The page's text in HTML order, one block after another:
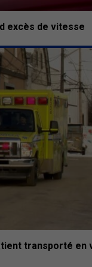
excès de vitesse
transporté en